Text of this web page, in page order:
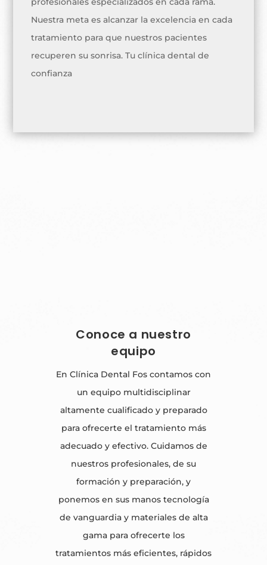
Nuestra meta es alcanzar la excelencia en cada
tratamiento para que nuestros pacientes
recuperen su sonrisa. Tu clínica dental de
confianza
Conoce a nuestro
equipo
En Clínica Dental Fos contamos con
un equipo multidisciplinar
altamente cualificado y preparado
para ofrecerte el tratamiento más
adecuado y efectivo. Cuidamos de
nuestros profesionales, de su
formación y preparación, y
ponemos en sus manos tecnología
de vanguardia y materiales de alta
gama para ofrecerte los
tratamientos más eficientes, rápidos